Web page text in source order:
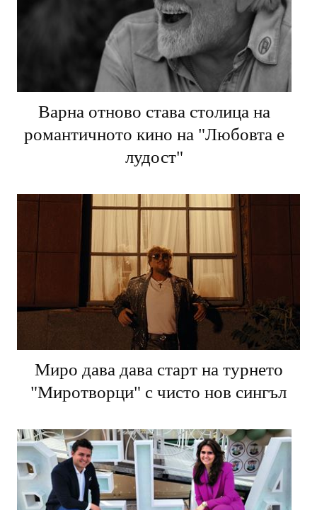
Варна отново става столица на
романтичното кино на "Любовта е
лудост"
Миро дава дава старт на турнето
"Миротворци" с чисто нов сингъл